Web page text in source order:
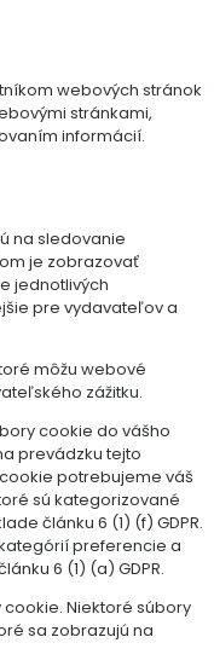
webových stránok
stránkami,
informácií.
na sledovanie
je zobrazovať
jednotlivých
pre vydavateľov a
môžu webové
zážitku.
cookie do vášho
prevádzku tejto
potrebujeme váš
sú kategorizované
článku 6 (1) (f) GDPR.
preferencie a
6 (1) (a) GDPR.
Niektoré súbory
sa zobrazujú na